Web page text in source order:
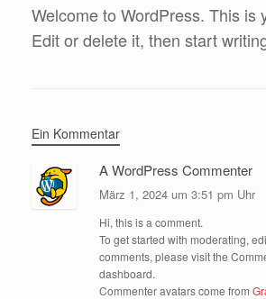
Welcome to WordPress. This is
Edit or delete it, then start
Ein Kommentar
A WordPress Commenter
März 1, 2024 um 3:51 pm Uhr
Hi, this is a comment.
To get started with moderating,
comments, please visit the
dashboard.
Commenter avatars come from